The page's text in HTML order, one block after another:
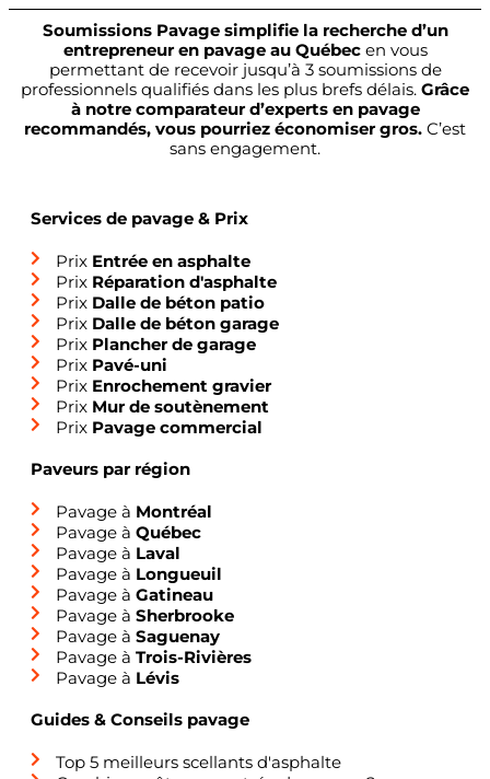
Soumissions Pavage simplifie la recherche d’un
entrepreneur en pavage au Québecen vous
permettant de recevoir jusqu’à 3 soumissions de
professionnels qualifiés dans les plus brefs délais. Grâce
à notre comparateur d’experts en pavage
recommandés, vous pourriez économiser gros. C’est
sans engagement.
Services de pavage & Prix
Prix Entrée en asphalte
Prix Réparation d'asphalte
Prix Dalle de béton patio
Prix Dalle de béton garage
Prix Plancher de garage
Prix Pavé-uni
Prix Enrochement gravier
Prix Mur de soutènement
Prix Pavage commercial
Paveurs par région
Pavage à Montréal
Pavage à Québec
Pavage à Laval
Pavage à Longueuil
Pavage à Gatineau
Pavage à Sherbrooke
Pavage à Saguenay
Pavage à Trois-Rivières
Pavage à Lévis
Guides & Conseils pavage
Top 5 meilleurs scellants d'asphalte